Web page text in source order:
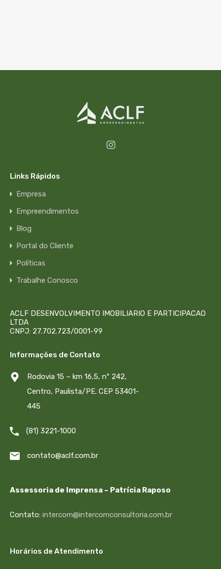
Links Rápidos
Empresa
Empreendimentos
Blog
Portal do Cliente
Políticas
Trabalhe Conosco
ACLF DESENVOLVIMENTO IMOBILIARIO E PARTICIPACAO
LTDA
CNPJ: 27.702.723/0001-99
Informações de Contato
Rodovia 15 – km 16,5, nº 242,
Centro, Paulista/PE. CEP 53401-
445
(81) 3221-1000
contato@aclf.com.br
Assessoria de Imprensa – Patrícia Raposo
Contato: intercom@intercomconsultoria.com.br
Horários de Atendimento